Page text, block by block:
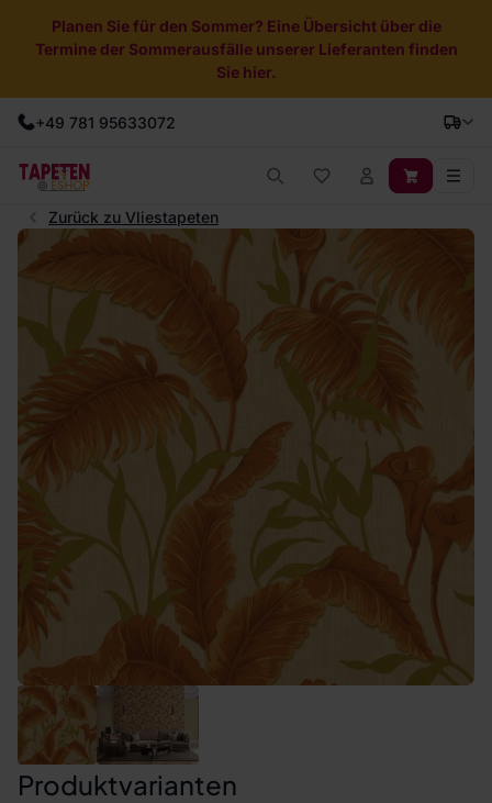
Planen Sie für den Sommer? Eine Übersicht über die
Termine der Sommerausfälle unserer Lieferanten finden
Sie hier.
+49 781 95633072
Zurück zu Vliestapeten
Produktvarianten